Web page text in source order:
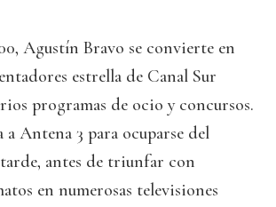
Agustín Bravo se convierte en
estrella de Canal Sur
programas de ocio y concursos.
a Antena 3 para ocuparse del
antes de triunfar con
en numerosas televisiones